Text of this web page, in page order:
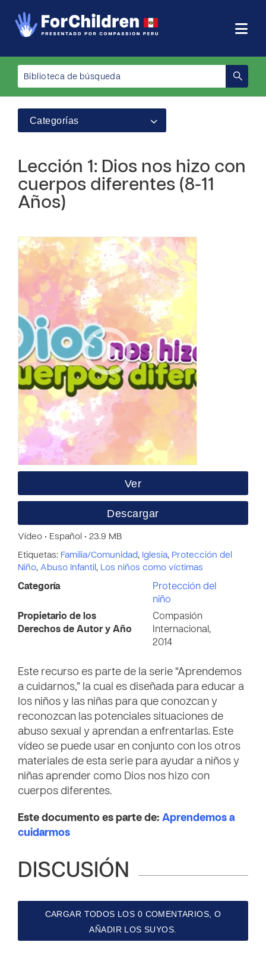
Categorías
Lección 1: Dios nos hizo con
cuerpos diferentes (8-11
Años)
Ver
Descargar
Vídeo • Español • 23.9 MB
Etiquetas: Familia/Comunidad, Iglesia, Protección del
Niño, Abuso Infantil , Los niños como víctimas
Categoría
Protección del
niño
Propietario de los
Derechos de Autor y Año
Compasión
Internacional,
2014
Este recurso es parte de la serie “Aprendemos
a cuidarnos,” la cual es diseñada para educar a
los niños y las niñas para que conozcan y
reconozcan las potenciales situaciones de
abuso sexual y aprendan a enfrentarlas. Este
vídeo se puede usar en conjunto con los otros
materiales de esta serie para ayudar a niños y
niñas aprender como Dios nos hizo con
cuerpos diferentes.
Este documento es parte de: Aprendemos a
cuidarmos
DISCUSIÓN
CARGAR TODOS LOS 0 COMENTARIOS, O
AÑADIR LOS SUYOS.